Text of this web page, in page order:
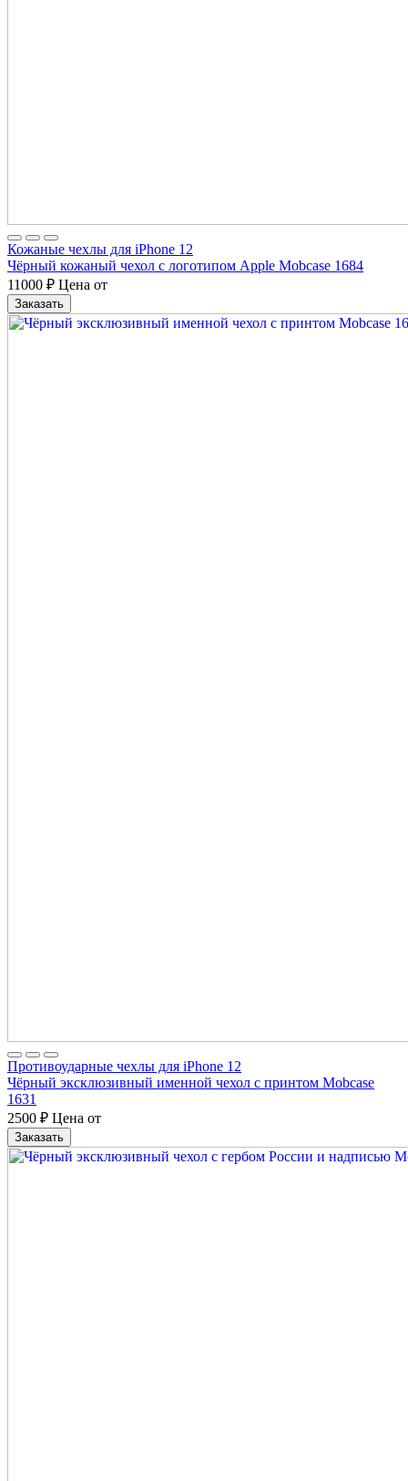
Кожаные чехлы для iPhone 12
Чёрный кожаный чехол с логотипом Apple Mobcase 1684
11000 ₽ Цена от
Заказать
Противоударные чехлы для iPhone 12
Чёрный эксклюзивный именной чехол с принтом Mobcase
1631
2500 ₽ Цена от
Заказать